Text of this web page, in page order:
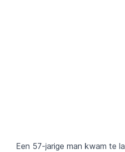
Een 57-jarige man kwam te